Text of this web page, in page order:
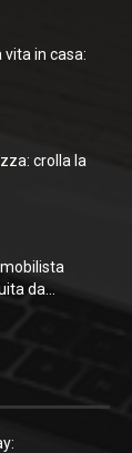
in casa:
crolla la
da...